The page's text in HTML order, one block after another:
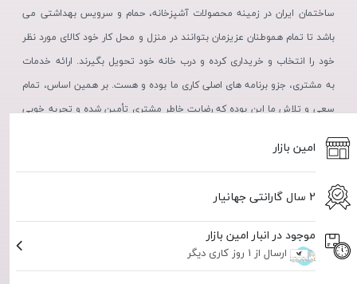
امین بازار
2 سال گارانتی جهانیار
موجود در انبار امین بازار
ارسال از 1 روز کاری دیگر
ساختمان ایران در زمینه محصولات آشپزخانه، حمام و سرویس بهداشتی می
باشد تا تمام هموطنان عزیزمان بتوانند در منزل و محل کار خود کالای مورد نظر
خود را انتخاب و خریداری کرده و درب خانه خود تحویل بگیرند. ارائه خدمات
به مشتری، جزو برنامه های اصلی کاری ما بوده و هست. بر همین اساس، تمام
سعی و تلاش ما این بوده که رضایت خاطر مشتری تأمین شده و تجربه خوبی
از خرید، در ذهن مشتریان عزیز نقش بندد.